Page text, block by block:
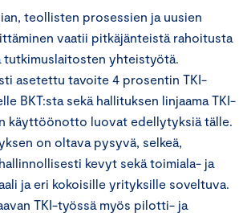
teollisten prosessien ja uusien
vaatii pitkäjänteistä rahoitusta
tutkimuslaitosten yhteistyötä.
asetettu tavoite 4 prosentin TKI-
BKT:sta sekä hallituksen linjaama TKI-
käyttöönotto luovat edellytyksiä tälle.
on oltava pysyvä, selkeä,
kevyt sekä toimiala- ja
ja eri kokoisille yrityksille soveltuva.
TKI-työssä myös pilotti- ja